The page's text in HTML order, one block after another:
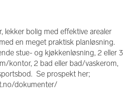
lekker bolig med effektive arealer
en meget praktisk planløsning.
stue- og kjøkkenløsning, 2 eller 3
kontor, 2 bad eller bad/vaskerom,
Se prospekt her;
dokumenter/